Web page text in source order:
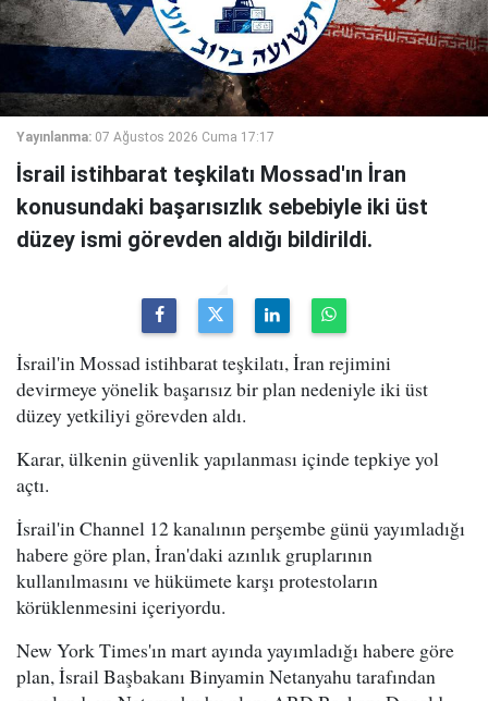
Yayınlanma: 07 Ağustos 2026 Cuma 17:17
İsrail istihbarat teşkilatı Mossad'ın İran
konusundaki başarısızlık sebebiyle iki üst
düzey ismi görevden aldığı bildirildi.
İsrail'in Mossad istihbarat teşkilatı, İran rejimini
devirmeye yönelik başarısız bir plan nedeniyle iki üst
düzey yetkiliyi görevden aldı.
Karar, ülkenin güvenlik yapılanması içinde tepkiye yol
açtı.
İsrail'in Channel 12 kanalının perşembe günü yayımladığı
habere göre plan, İran'daki azınlık gruplarının
kullanılmasını ve hükümete karşı protestoların
körüklenmesini içeriyordu.
New York Times'ın mart ayında yayımladığı habere göre
plan, İsrail Başbakanı Binyamin Netanyahu tarafından